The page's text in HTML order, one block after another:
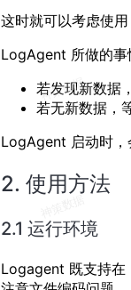
这时就可以考虑使
LogAgent 所做的事
若发现新数据
若无新数据，
LogAgent 启动时，
2. 使用方法
2.1 运行环境
Logagent 既支持在